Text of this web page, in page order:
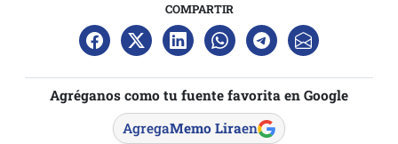
COMPARTIR
Agréganos como tu fuente favorita en Google
AgregaMemo Liraen